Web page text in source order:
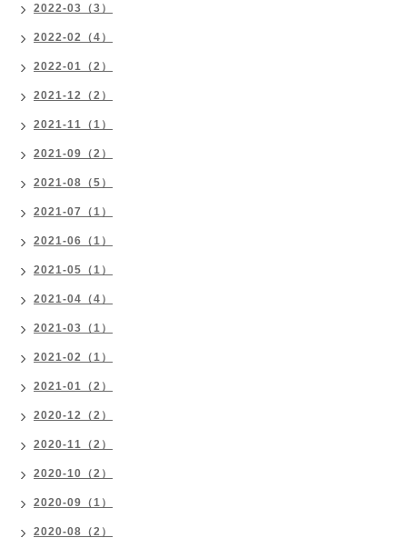
2022-03（3）
2022-02（4）
2022-01（2）
2021-12（2）
2021-11（1）
2021-09（2）
2021-08（5）
2021-07（1）
2021-06（1）
2021-05（1）
2021-04（4）
2021-03（1）
2021-02（1）
2021-01（2）
2020-12（2）
2020-11（2）
2020-10（2）
2020-09（1）
2020-08（2）